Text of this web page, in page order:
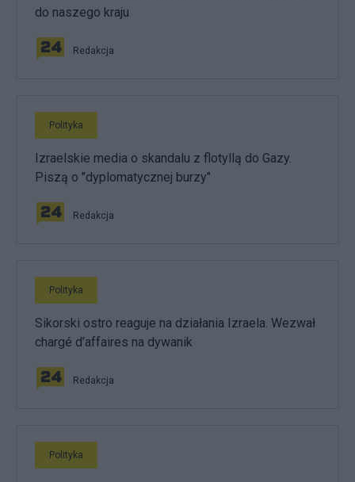
do naszego kraju
Redakcja
Polityka
Izraelskie media o skandalu z flotyllą do Gazy.
Piszą o "dyplomatycznej burzy"
Redakcja
Polityka
Sikorski ostro reaguje na działania Izraela. Wezwał
chargé d’affaires na dywanik
Redakcja
Polityka